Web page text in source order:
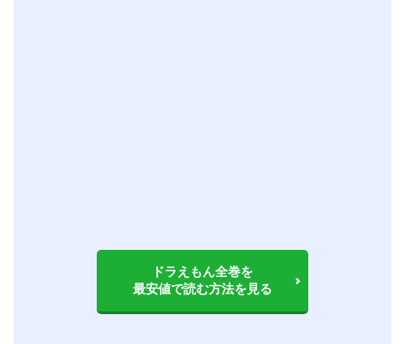
ドラえもん全巻を
最安値で読む方法を見る